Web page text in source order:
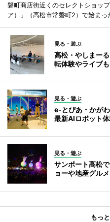
磐町商店街近くのセレクトショッ
ア）」（高松市常磐町2）で始まっ
見る・遊ぶ
高松・やしまー
転体験やライブも
見る・遊ぶ
e-とぴあ・かが
最新AIロボット
見る・遊ぶ
サンポート高松
ョーや地産グル
もっ